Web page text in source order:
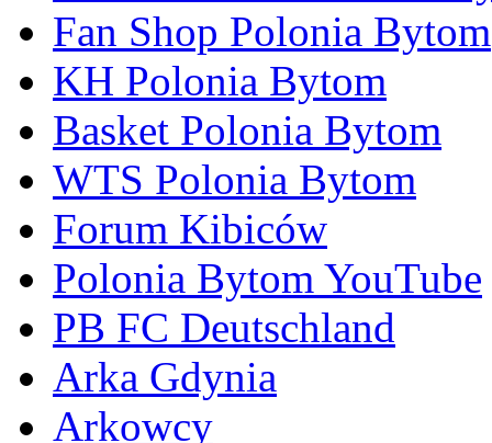
Fan Shop Polonia Bytom
KH Polonia Bytom
Basket Polonia Bytom
WTS Polonia Bytom
Forum Kibiców
Polonia Bytom YouTube
PB FC Deutschland
Arka Gdynia
Arkowcy